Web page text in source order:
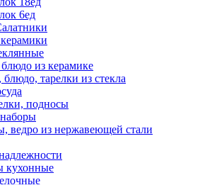
6ед
из керамике
тарелки из стекла
подносы
ведро из нержавеющей стали
кухонные